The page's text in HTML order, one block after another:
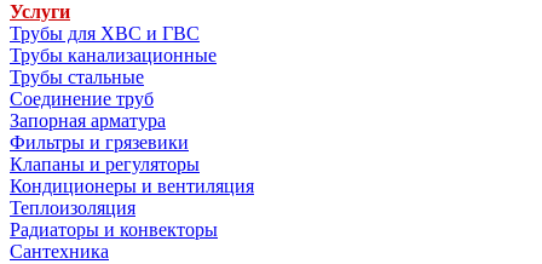
Услуги
Трубы для ХВС и ГВС
Трубы канализационные
Трубы стальные
Соединение труб
Запорная арматура
Фильтры и грязевики
Клапаны и регуляторы
Кондиционеры и вентиляция
Теплоизоляция
Радиаторы и конвекторы
Сантехника